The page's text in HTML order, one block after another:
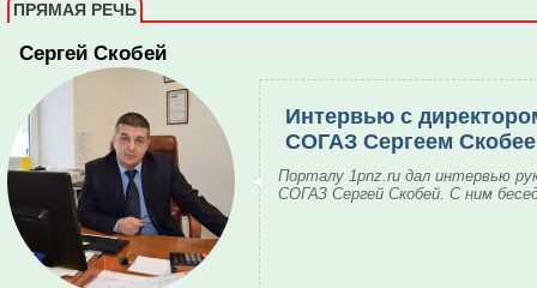
ПРЯМАЯ РЕЧЬ
Сергей Скобей
Интервью с
СОГАЗ Сергеем
Порталу 1pnz.ru дал интервью
СОГАЗ Сергей Скобей. С ним